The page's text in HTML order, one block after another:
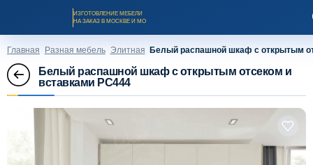
ИЗГОТОВЛЕНИЕ МЕБЕЛИ
НА ЗАКАЗ В МОСКВЕ И МО
Главная Разная мебель Элитная Белый распашной шкаф с открытым
Белый распашной шкаф с открытым отсеком и
вставками PC444